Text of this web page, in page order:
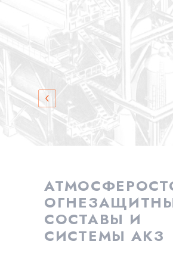
СОСТАВЫ И
СИСТЕМЫ АКЗ